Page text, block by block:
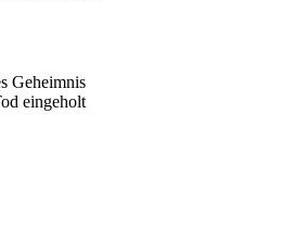
Geheimnis
eingeholt